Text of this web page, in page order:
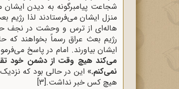
شجاعت پیامبرگونه به دیدن
منزل ایشان می‌فرستادند لذا رژیم
هاله‌ای از ترس و وحشت در نجف
رژیم بعث عراق رسماً بخواهند که
ایشان بیاورند. امام در پاسخ
می‌کند هیچ وقت از دشمن خود
نمی‌کنم.» این در حالی بود که
هیچ کس خبر نداشت.[3]